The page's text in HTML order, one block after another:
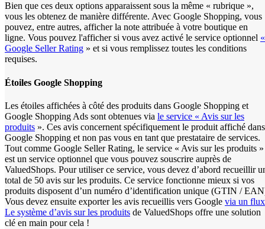
Bien que ces deux options apparaissent sous la même « rubrique »,
vous les obtenez de manière différente. Avec Google Shopping, vous
pouvez, entre autres, afficher la note attribuée à votre boutique en
ligne. Vous pouvez l'afficher si vous avez activé le service optionnel «
Google Seller Rating » et si vous remplissez toutes les conditions
requises.
Étoiles Google Shopping
Les étoiles affichées à côté des produits dans Google Shopping et
Google Shopping Ads sont obtenues via le service « Avis sur les
produits ». Ces avis concernent spécifiquement le produit affiché dans
Google Shopping et non pas vous en tant que prestataire de services.
Tout comme Google Seller Rating, le service « Avis sur les produits »
est un service optionnel que vous pouvez souscrire auprès de
ValuedShops. Pour utiliser ce service, vous devez d’abord recueillir
total de 50 avis sur les produits. Ce service fonctionne mieux si vos
produits disposent d’un numéro d’identification unique (GTIN /
Vous devez ensuite exporter les avis recueillis vers Google via un flux
Le système d’avis sur les produits de ValuedShops offre une solution
clé en main pour cela !